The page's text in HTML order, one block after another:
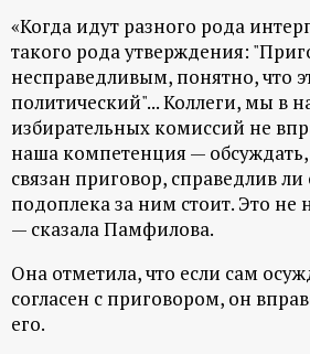
«Когда идут разного рода
такого рода утверждения:
несправедливым, понятно, что
политический"... Коллеги, мы в
избирательных комиссий не
наша компетенция —
связан приговор, справедлив ли
подоплека за ним стоит. Это
— сказала Памфилова.
Она отметила, что если сам
согласен с приговором, он
его.